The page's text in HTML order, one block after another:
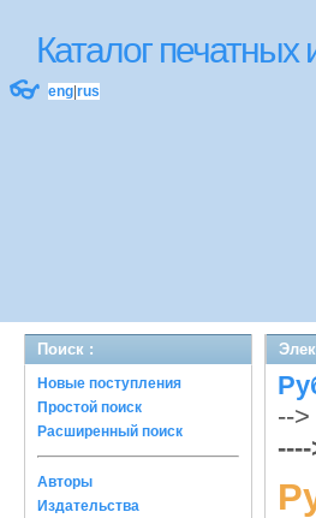
Каталог
👓 eng rus
Поиск :
Новые поступления
Простой поиск
Расширенный поиск
Авторы
Издательства
-->